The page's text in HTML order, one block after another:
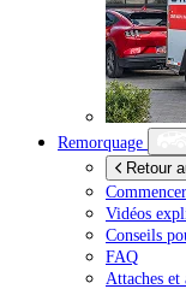
Remorquage
Retour
Vidéos
Conseils
FAQ
Attaches et